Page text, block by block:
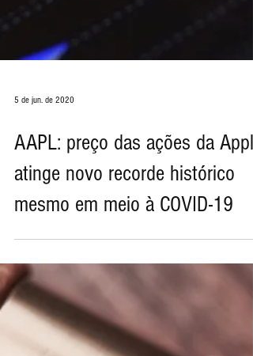
AAPL: preço das ações da Apple
atinge novo recorde histórico
mesmo em meio à COVID-19